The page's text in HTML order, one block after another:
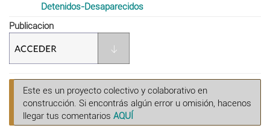
Detenidos-Desaparecidos
Publicacion
Este es un proyecto colectivo y colaborativo en
construcción. Si encontrás algún error u omisión, hacenos
llegar tus comentarios AQUÍ